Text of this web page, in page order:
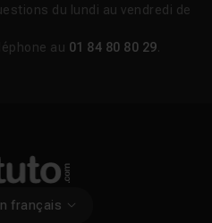
du lundi au vendredi de
au 01 84 80 80 29
français